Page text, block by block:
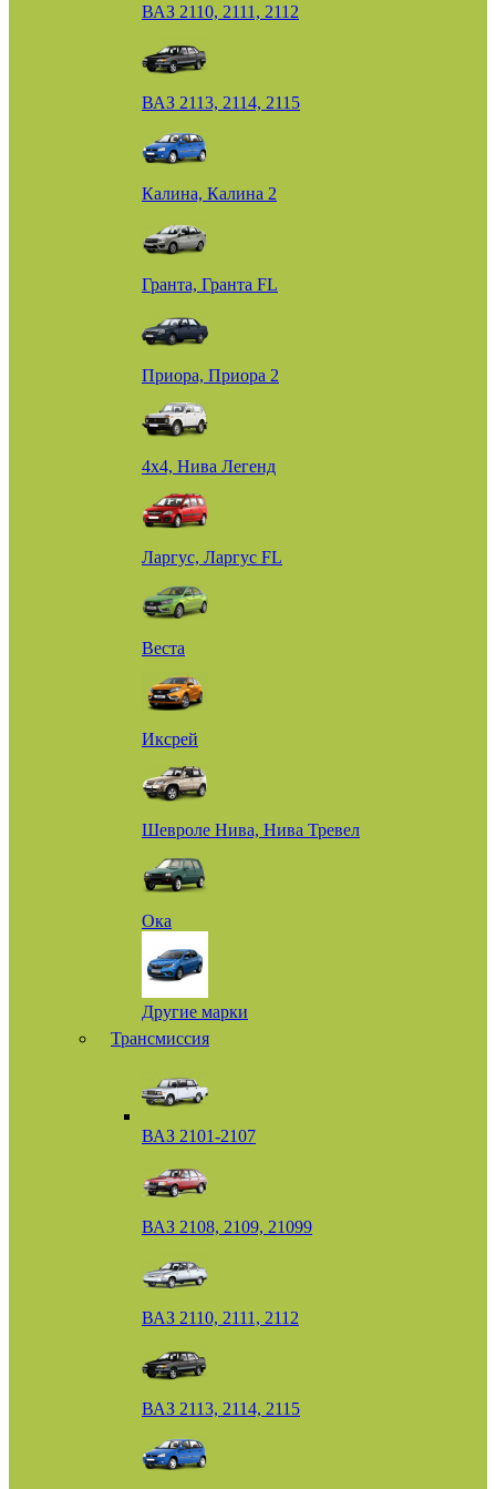
ВАЗ 2110, 2111, 2112
ВАЗ 2113, 2114, 2115
Калина, Калина 2
Гранта, Гранта FL
Приора, Приора 2
4х4, Нива Легенд
Ларгус, Ларгус FL
Веста
Иксрей
Шевроле Нива, Нива Тревел
Ока
Другие марки
Трансмиссия
ВАЗ 2101-2107
ВАЗ 2108, 2109, 21099
ВАЗ 2110, 2111, 2112
ВАЗ 2113, 2114, 2115